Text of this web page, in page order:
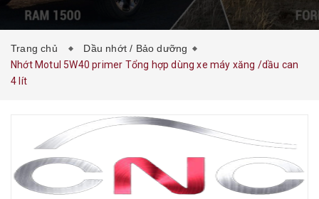
Trang chủ
Dầu nhớt / Bảo dưỡng
Nhớt Motul 5W40 primer Tổng hợp dùng xe máy xăng /dầu can
4 lít